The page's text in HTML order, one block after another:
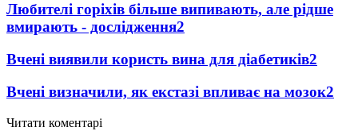
Любителі горіхів більше випивають, але рідше
вмирають - дослідження2
Вчені виявили користь вина для діабетиків2
Вчені визначили, як екстазі впливає на мозок2
Читати коментарі